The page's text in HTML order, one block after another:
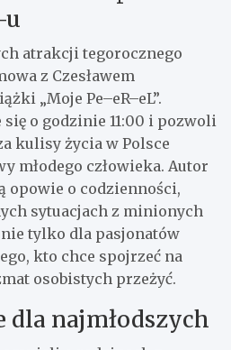
u
atrakcji tegorocznego
z Czesławem
„Moje Pe–eR–eL”.
o godzinie 11:00 i pozwoli
kulisy życia w Polsce
młodego człowieka. Autor
opowie o codzienności,
sytuacjach z minionych
tylko dla pasjonatów
kto chce spojrzeć na
osobistych przeżyć.
dla najmłodszych